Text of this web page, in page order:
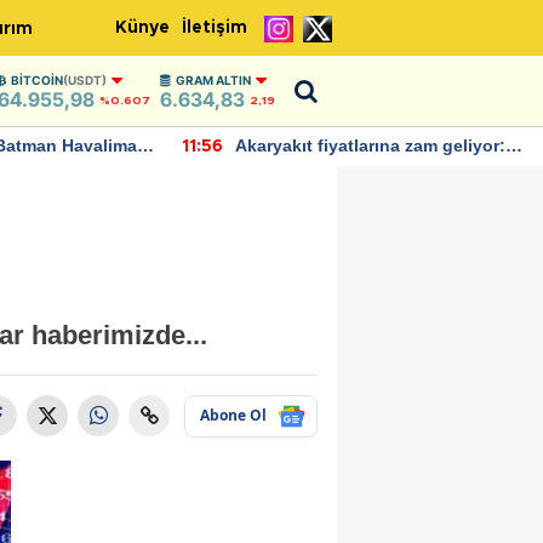
Künye İletişim
BITCOIN(USDT)
%0.607
GRAM ALTIN
6.634,83 2,19
Havalimanı
11:56
Akaryakıt fiyatlarına zam geliyor:
haberimizde...
Abone Ol